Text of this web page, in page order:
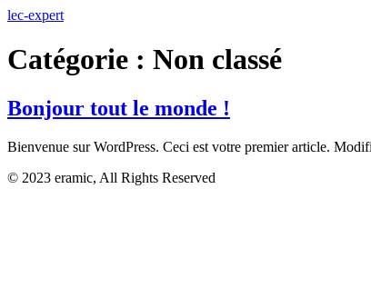
lec-expert
Catégorie : Non classé
Bonjour tout le monde !
Bienvenue sur WordPress. Ceci est votre premier article.
© 2023 eramic, All Rights Reserved